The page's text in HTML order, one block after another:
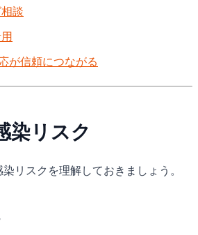
談
が信頼につながる
染リスク
リスクを理解しておきましょう。